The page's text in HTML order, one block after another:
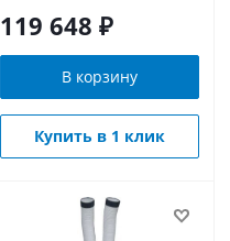
119 648 ₽
В корзину
Купить в 1 клик